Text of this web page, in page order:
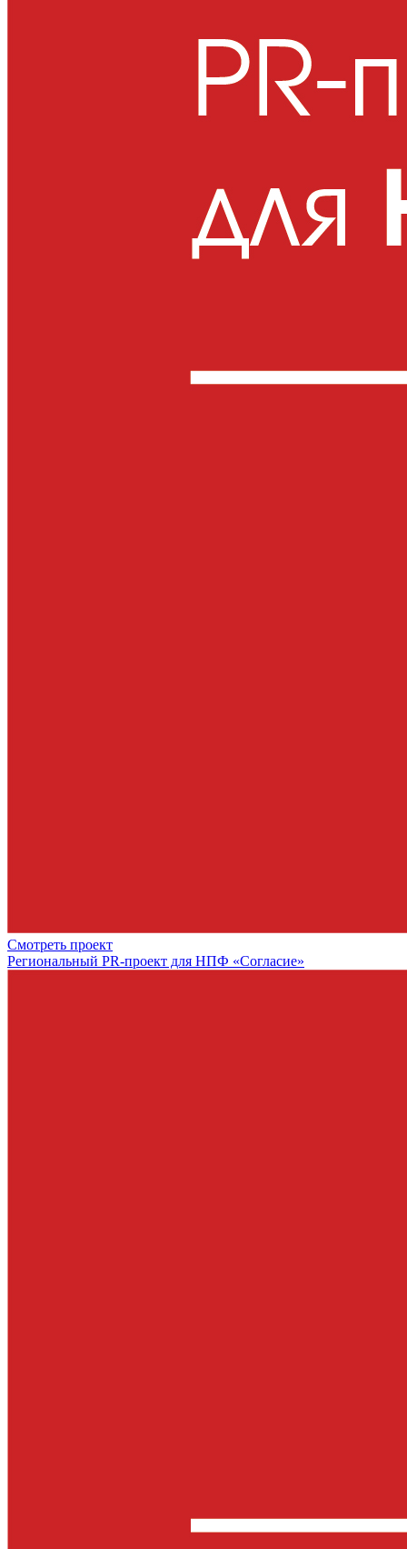
Смотреть проект
Региональный PR-проект для НПФ «Согласие»